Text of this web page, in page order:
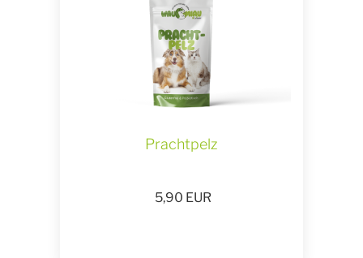
Prachtpelz
5,90 EUR